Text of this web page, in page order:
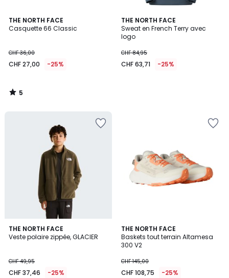
THE NORTH FACE
Casquette 66 Classic
CHF 36,00
CHF 27,00 -25%
5
/
5
/
THE NORTH FACE
Sweat en French Terry avec
logo
CHF 84,95
CHF 63,71 -25%
THE NORTH FACE
Veste polaire zippée, GLACIER
CHF 49,95
CHF 37,46 -25%
THE NORTH FACE
Baskets tout terrain Altamesa
300 V2
CHF 145,00
CHF 108,75 -25%
2
Couleurs